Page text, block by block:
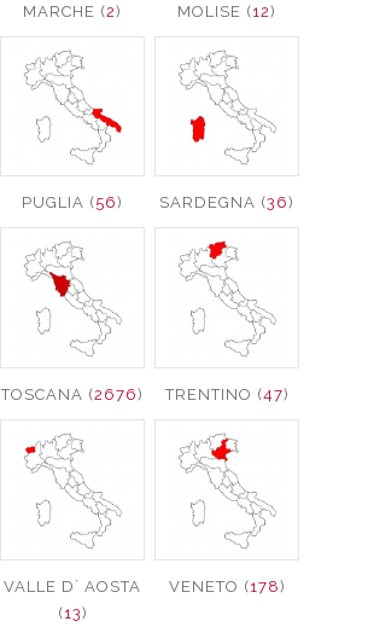
MARCHE (2) MOLISE (12)
PUGLIA (56) SARDEGNA (36)
TOSCANA (2676) TRENTINO (47)
VALLE D´ AOSTA
(13)
VENETO (178)